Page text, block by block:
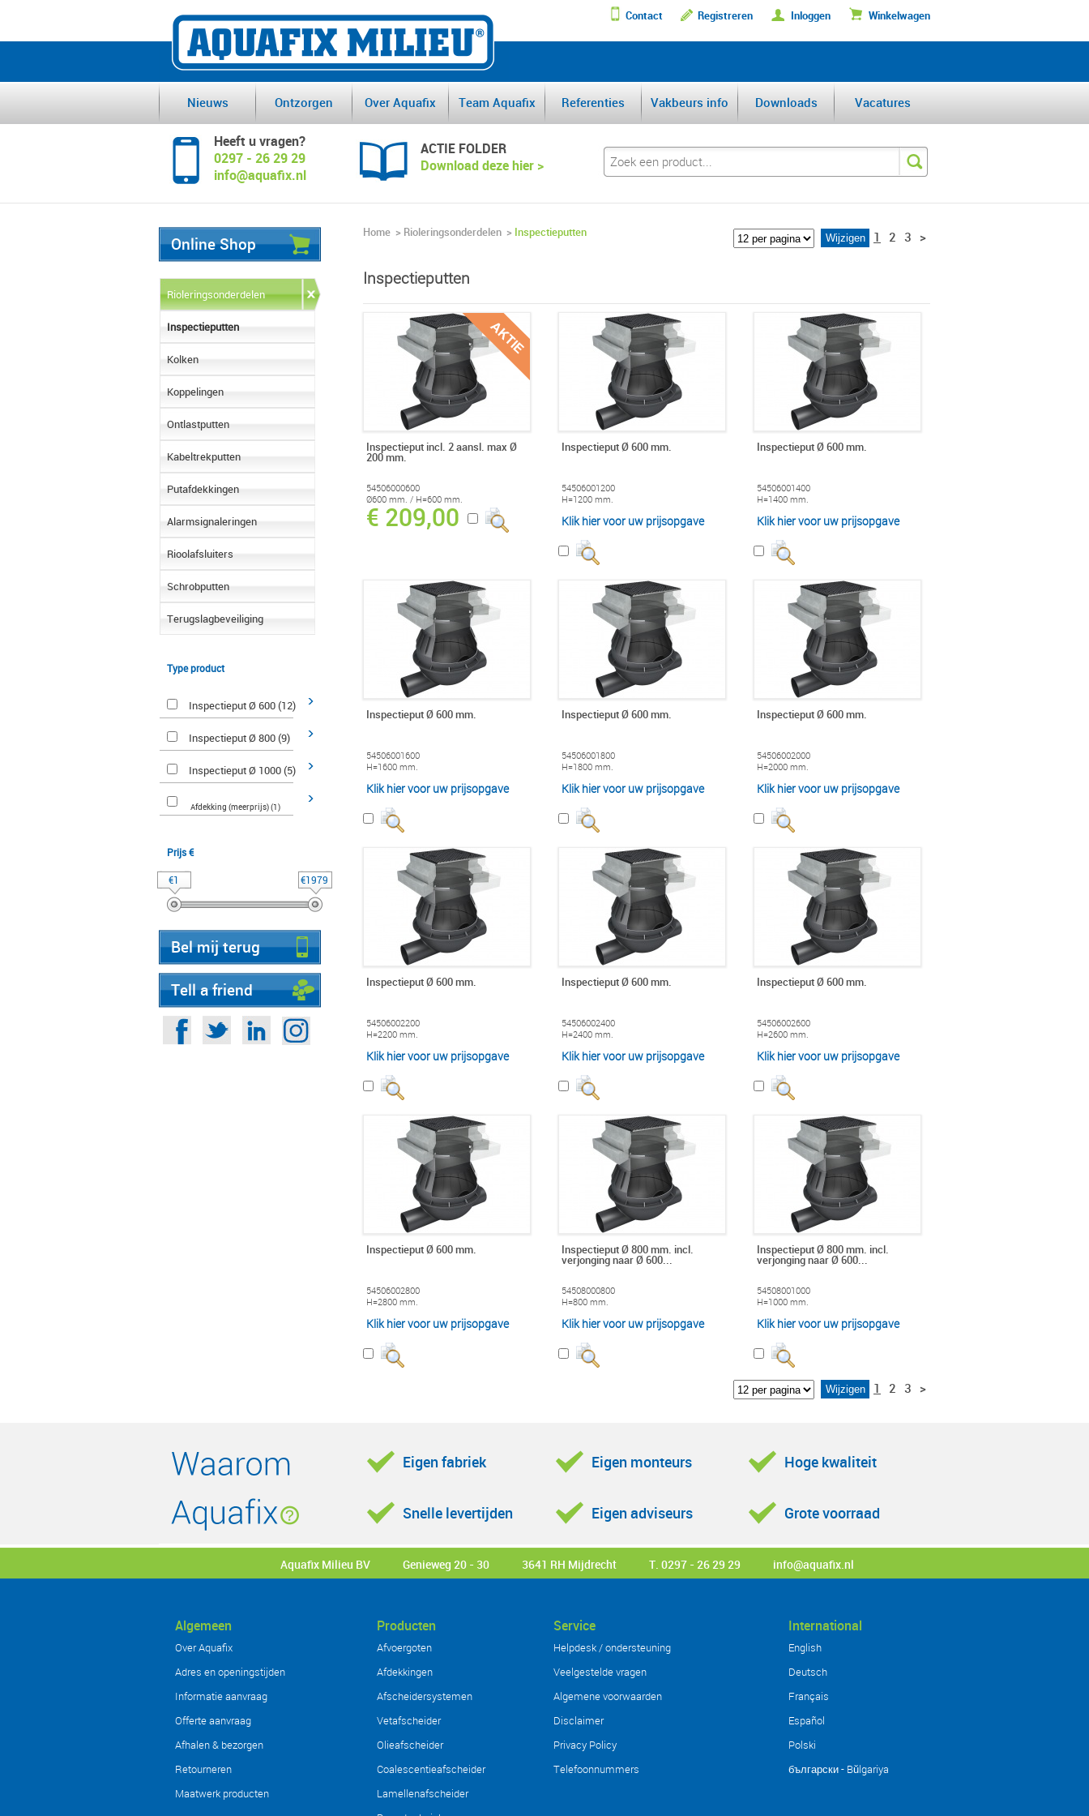
Contact Registreren Inloggen Winkelwagen
DE GROOTSTE AFSCHEIDERFABRIKANT VAN DE BENELUX
Nieuws Ontzorgen Over Aquafix Team Aquafix Referenties Vakbeurs info Downloads Vacatures
Heeft u vragen?
0297 - 26 29 29
info@aquafix.nl
ACTIE FOLDER
Download deze hier >
Online Shop
Rioleringsonderdelen
Inspectieputten
Kolken
Koppelingen
Ontlastputten
Kabeltrekputten
Putafdekkingen
Alarmsignaleringen
Rioolafsluiters
Schrobputten
Terugslagbeveiliging
Type product
Inspectieput Ø 600 (12)
Inspectieput Ø 800 (9)
Inspectieput Ø 1000 (5)
Afdekking (meerprijs) (1)
Prijs €
€1 €1979
Bel mij terug
Tell a friend
1 2 3 >
Home > Rioleringsonderdelen > Inspectieputten
Inspectieputten
Inspectieput incl. 2 aansl. max Ø
200 mm.
54506000600
Ø600 mm. / H=600 mm.
€ 209,00
Inspectieput Ø 600 mm.
54506001200
H=1200 mm.
Klik hier voor uw prijsopgave
Inspectieput Ø 600 mm.
54506001400
H=1400 mm.
Klik hier voor uw prijsopgave
Inspectieput Ø 600 mm.
54506001600
H=1600 mm.
Klik hier voor uw prijsopgave
Inspectieput Ø 600 mm.
54506001800
H=1800 mm.
Klik hier voor uw prijsopgave
Inspectieput Ø 600 mm.
54506002000
H=2000 mm.
Klik hier voor uw prijsopgave
Inspectieput Ø 600 mm.
54506002200
H=2200 mm.
Klik hier voor uw prijsopgave
Inspectieput Ø 600 mm.
54506002400
H=2400 mm.
Klik hier voor uw prijsopgave
Inspectieput Ø 600 mm.
54506002600
H=2600 mm.
Klik hier voor uw prijsopgave
Inspectieput Ø 600 mm.
54506002800
H=2800 mm.
Klik hier voor uw prijsopgave
Inspectieput Ø 800 mm. incl.
verjonging naar Ø 600...
54508000800
H=800 mm.
Klik hier voor uw prijsopgave
Inspectieput Ø 800 mm. incl.
verjonging naar Ø 600...
54508001000
H=1000 mm.
Klik hier voor uw prijsopgave
1 2 3 >
Eigen fabriek Eigen monteurs Hoge kwaliteit
Snelle levertijden Eigen adviseurs Grote voorraad
Aquafix Milieu BV Genieweg 20 - 30 3641 RH Mijdrecht T. 0297 - 26 29 29 info@aquafix.nl
Algemeen
Over Aquafix
Adres en openingstijden
Informatie aanvraag
Offerte aanvraag
Afhalen & bezorgen
Retourneren
Maatwerk producten
Producten
Afvoergoten
Afdekkingen
Afscheidersystemen
Vetafscheider
Olieafscheider
Coalescentieafscheider
Lamellenafscheider
Service
Helpdesk / ondersteuning
Veelgestelde vragen
Algemene voorwaarden
Disclaimer
Privacy Policy
Telefoonnummers
International
English
Deutsch
Français
Español
Polski
български - Bŭlgariya